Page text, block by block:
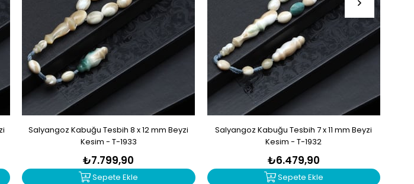
Salyangoz Kabuğu Tesbih 8 x 12 mm Beyzi
Kesim - T-1933
₺7.799,90
Sepete Ekle
Salyangoz Kabuğu Tesbih 7 x 11 mm Beyzi
Kesim - T-1932
₺6.479,90
Sepete Ekle